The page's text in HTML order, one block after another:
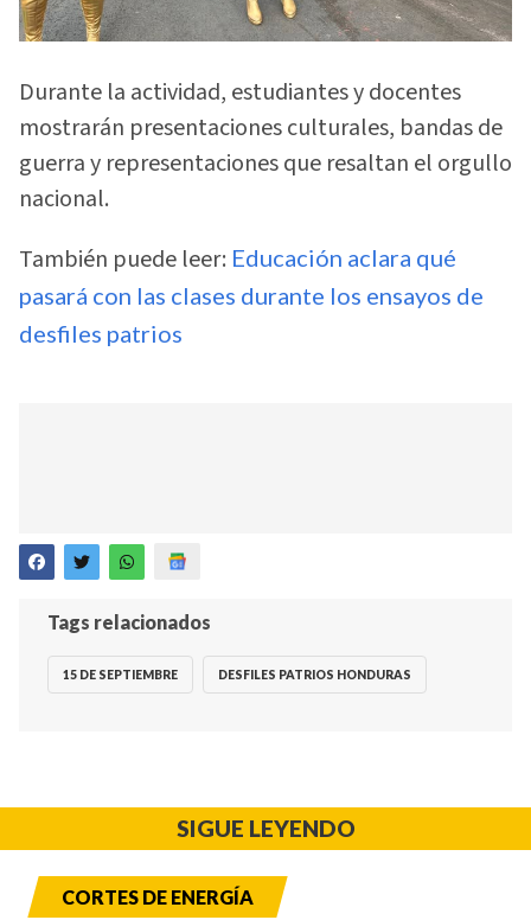
Durante la actividad, estudiantes y docentes
mostrarán presentaciones culturales, bandas de
guerra y representaciones que resaltan el orgullo
nacional.
También puede leer: Educación aclara qué
pasará con las clases durante los ensayos de
desfiles patrios
Tags relacionados
15 DE SEPTIEMBRE DESFILES PATRIOS HONDURAS
SIGUE LEYENDO
CORTES DE ENERGÍA